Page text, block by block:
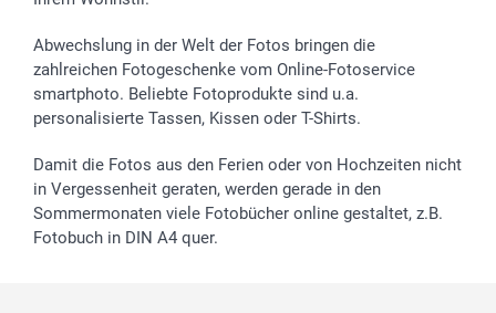
Abwechslung in der Welt der Fotos bringen die
zahlreichen Fotogeschenke vom Online-Fotoservice
smartphoto. Beliebte Fotoprodukte sind u.a.
personalisierte Tassen, Kissen oder T-Shirts.
Damit die Fotos aus den Ferien oder von Hochzeiten nicht
in Vergessenheit geraten, werden gerade in den
Sommermonaten viele Fotobücher online gestaltet, z.B.
Fotobuch in DIN A4 quer.